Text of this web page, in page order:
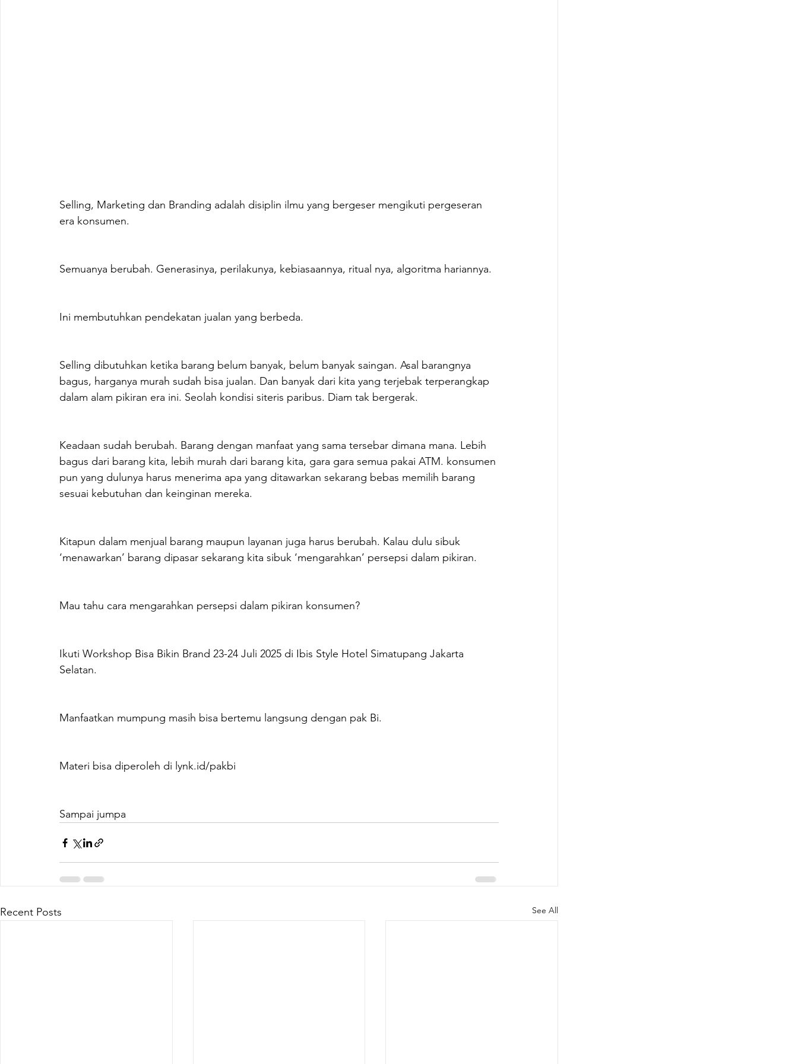
Selling, Marketing dan Branding adalah disiplin ilmu yang bergeser mengikuti pergeseran
era konsumen.
Semuanya berubah. Generasinya, perilakunya, kebiasaannya, ritual nya, algoritma hariannya.
Ini membutuhkan pendekatan jualan yang berbeda.
Selling dibutuhkan ketika barang belum banyak, belum banyak saingan. Asal barangnya
bagus, harganya murah sudah bisa jualan. Dan banyak dari kita yang terjebak terperangkap
dalam alam pikiran era ini. Seolah kondisi siteris paribus. Diam tak bergerak.
Keadaan sudah berubah. Barang dengan manfaat yang sama tersebar dimana mana. Lebih
bagus dari barang kita, lebih murah dari barang kita, gara gara semua pakai ATM. konsumen
pun yang dulunya harus menerima apa yang ditawarkan sekarang bebas memilih barang
sesuai kebutuhan dan keinginan mereka.
Kitapun dalam menjual barang maupun layanan juga harus berubah. Kalau dulu sibuk
‘menawarkan’ barang dipasar sekarang kita sibuk ‘mengarahkan’ persepsi dalam pikiran.
Mau tahu cara mengarahkan persepsi dalam pikiran konsumen?
Ikuti Workshop Bisa Bikin Brand 23-24 Juli 2025 di Ibis Style Hotel Simatupang Jakarta
Selatan.
Manfaatkan mumpung masih bisa bertemu langsung dengan pak Bi.
Materi bisa diperoleh di lynk.id/pakbi
Sampai jumpa
Recent Posts See All